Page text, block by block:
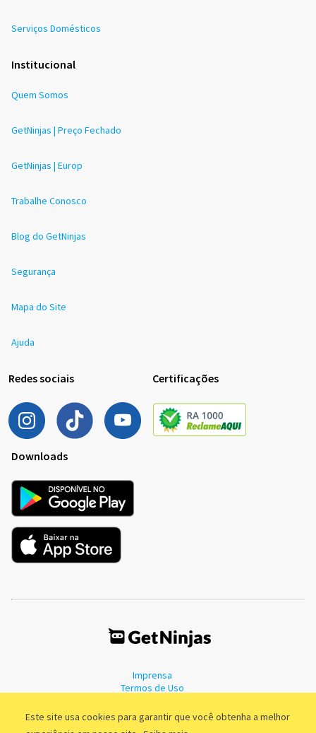
Este site usa cookies para garantir que você obtenha a melhor
Serviços Domésticos
Institucional
Quem Somos
GetNinjas | Preço Fechado
GetNinjas | Europ
Trabalhe Conosco
Blog do GetNinjas
Segurança
Mapa do Site
Ajuda
Redes sociais Certificações
Downloads
Imprensa
Termos de Uso